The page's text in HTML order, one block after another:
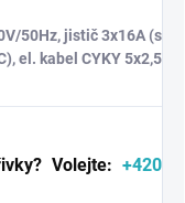
50Hz, jistič 3x16A (s
el. kabel CYKY 5x2,5
Volejte: +420